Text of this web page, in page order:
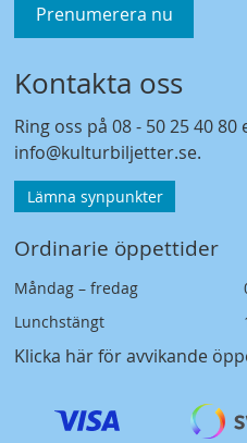
Prenumerera nu
Kontakta oss
Ring oss på08 - 50 25 40 80
info@kulturbiljetter.se.
Lämna synpunkter
Ordinarie öppettider
Måndag – fredag
Lunchstängt
Klicka här för avvikande